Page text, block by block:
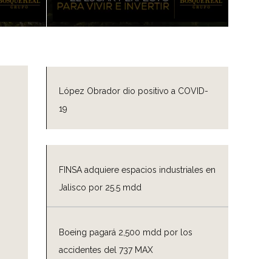
López Obrador dio positivo a COVID-
19
FINSA adquiere espacios industriales en
Jalisco por 25.5 mdd
Boeing pagará 2,500 mdd por los
accidentes del 737 MAX